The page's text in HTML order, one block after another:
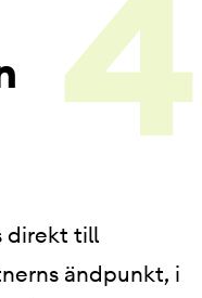
direkt till
ändpunkt, i